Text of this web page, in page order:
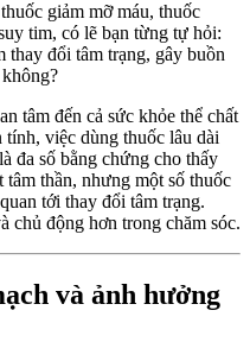
giảm mỡ máu, thuốc
tim, có lẽ bạn từng tự hỏi:
thay đổi tâm trạng, gây buồn
tâm đến cả sức khỏe thể chất
việc dùng thuốc lâu dài
đa số bằng chứng cho thấy
tâm thần, nhưng một số thuốc
tới thay đổi tâm trạng.
chủ động hơn trong chăm sóc.
và ảnh hưởng